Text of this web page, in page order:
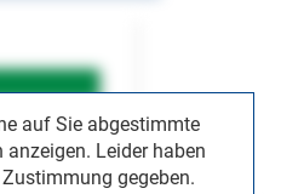
auf Sie abgestimmte
Leider haben
gegeben.